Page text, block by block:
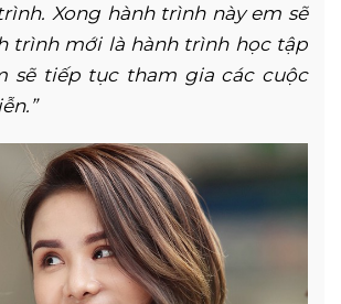
Xong hành trình này em sẽ
trình mới là hành trình học tập
sẽ tiếp tục tham gia các cuộc